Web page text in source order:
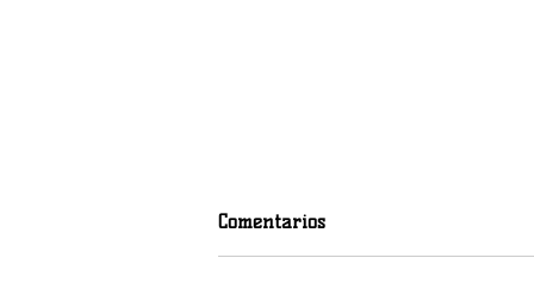
Comentarios